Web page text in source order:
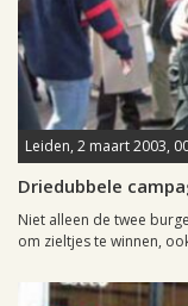
Leiden, 2 maart 2003,
Driedubbele
Niet alleen de twee
om zieltjes te winnen,